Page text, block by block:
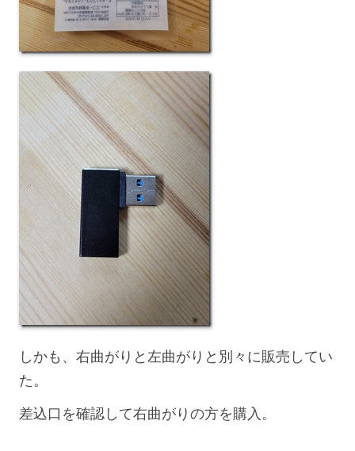
しかも、右曲がりと左曲がりと別々に販売してい
た。
差込口を確認して右曲がりの方を購入。